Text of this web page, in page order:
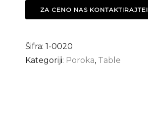
ZA CENO NAS KONTAKTIRAJTE!
Šifra:1-0020
Kategoriji: Poroka, Table